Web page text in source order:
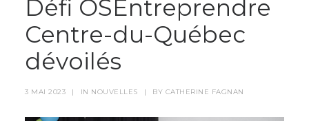
Défi OSEntreprendre
Centre-du-Québec
dévoilés
3 MAI 2023 | IN NOUVELLES | BY CATHERINE FAGNAN